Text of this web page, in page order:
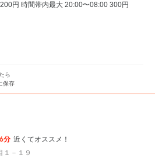
円 時間帯内最大 20:00〜08:00 300円
ら
保存
分 近くてオススメ！
１－１９